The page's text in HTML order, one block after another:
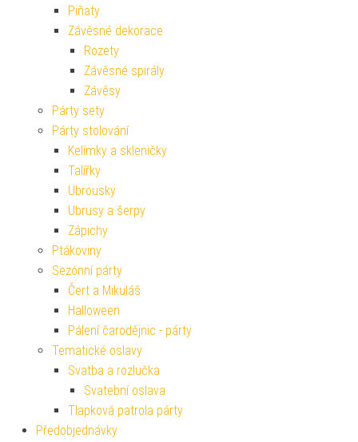
Piňaty
Závěsné dekorace
Rozety
Závěsné spirály
Závěsy
Párty sety
Párty stolování
Kelímky a skleničky
Talířky
Ubrousky
Ubrusy a šerpy
Zápichy
Ptákoviny
Sezónní párty
Čert a Mikuláš
Halloween
Pálení čarodějnic - párty
Tematické oslavy
Svatba a rozlučka
Svatební oslava
Tlapková patrola párty
Předobjednávky